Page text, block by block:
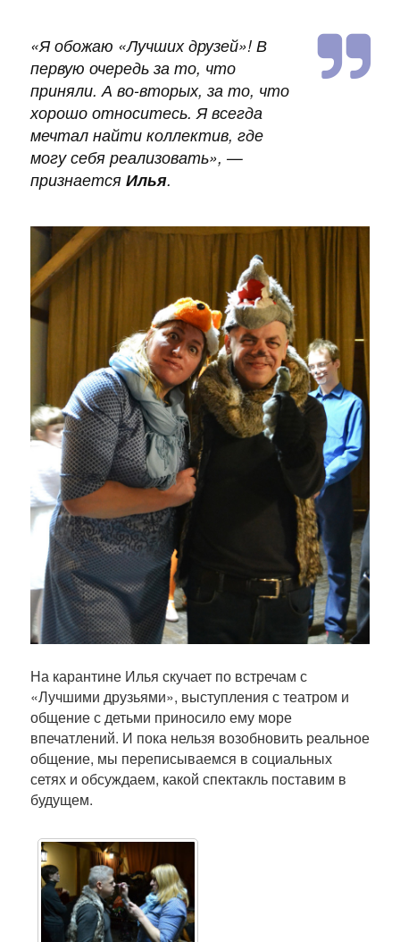
«Я обожаю «Лучших друзей»! В
первую очередь за то, что
приняли. А во-вторых, за то, что
хорошо относитесь. Я всегда
мечтал найти коллектив, где
могу себя реализовать», —
признается Илья.
На карантине Илья скучает по встречам с
«Лучшими друзьями», выступления с театром и
общение с детьми приносило ему море
впечатлений. И пока нельзя возобновить реальное
общение, мы переписываемся в социальных
сетях и обсуждаем, какой спектакль поставим в
будущем.